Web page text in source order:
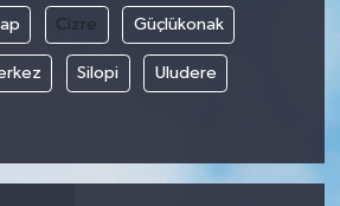
Cizre Güçlükonak
Silopi Uludere